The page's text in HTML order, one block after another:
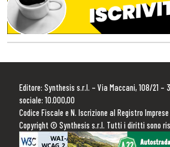
Editore: Synthesis s.r.l. – Via Maccani, 108/21 –
sociale: 10.000,00
Codice Fiscale e N. Iscrizione al Registro
Copyright © Synthesis s.r.l. Tutti i diritti sono